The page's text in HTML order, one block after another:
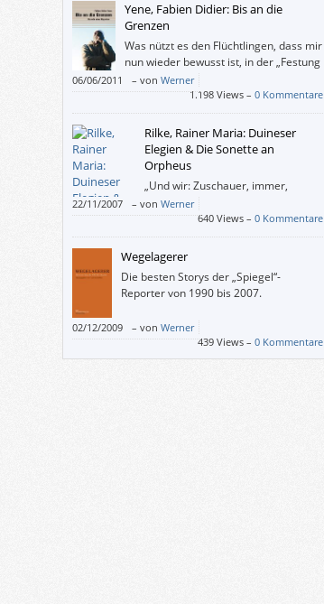
Yene, Fabien Didier: Bis an die
Grenzen
Was nützt es den Flüchtlingen, dass mir
nun wieder bewusst ist, in der „Festung
Europa“ zu leben und vergleichsweise
minimale Sorgen zu haben? Wie lange wird es
dauern, bis ich das wieder verdrängt habe?
06/06/2011 – von Werner
1.198 Views – 0 Kommentare
Rilke, Rainer Maria: Duineser
Elegien & Die Sonette an
Orpheus
„Und wir: Zuschauer, immer,
überall, / dem allen zugewandt und
nie hinaus! / Uns überfüllts. Wir ordnens. Es
zerfällt. / Wir ordnens wieder und zerfallen
selbst.“
22/11/2007 – von Werner
640 Views – 0 Kommentare
Wegelagerer
Die besten Storys der „Spiegel“-
Reporter von 1990 bis 2007.
02/12/2009 – von Werner
439 Views – 0 Kommentare